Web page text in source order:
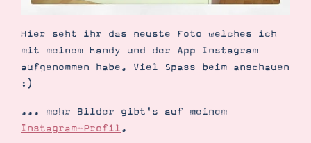
Ordnungstipps
Hier seht ihr das neuste Foto welches ich
mit meinem Handy und der App Instagram
aufgenommen habe. Viel Spass beim anschauen
:)
... mehr Bilder gibt's auf meinem
Instagram-Profil.